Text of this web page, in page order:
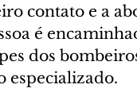
contato e a
é
dos
especializado.